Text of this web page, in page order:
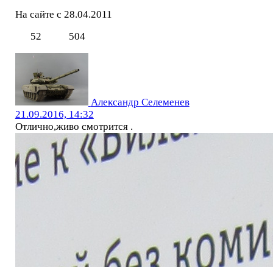
На сайте с 28.04.2011
52
504
Александр Селеменев
21.09.2016, 14:32
Отлично,живо смотрится .